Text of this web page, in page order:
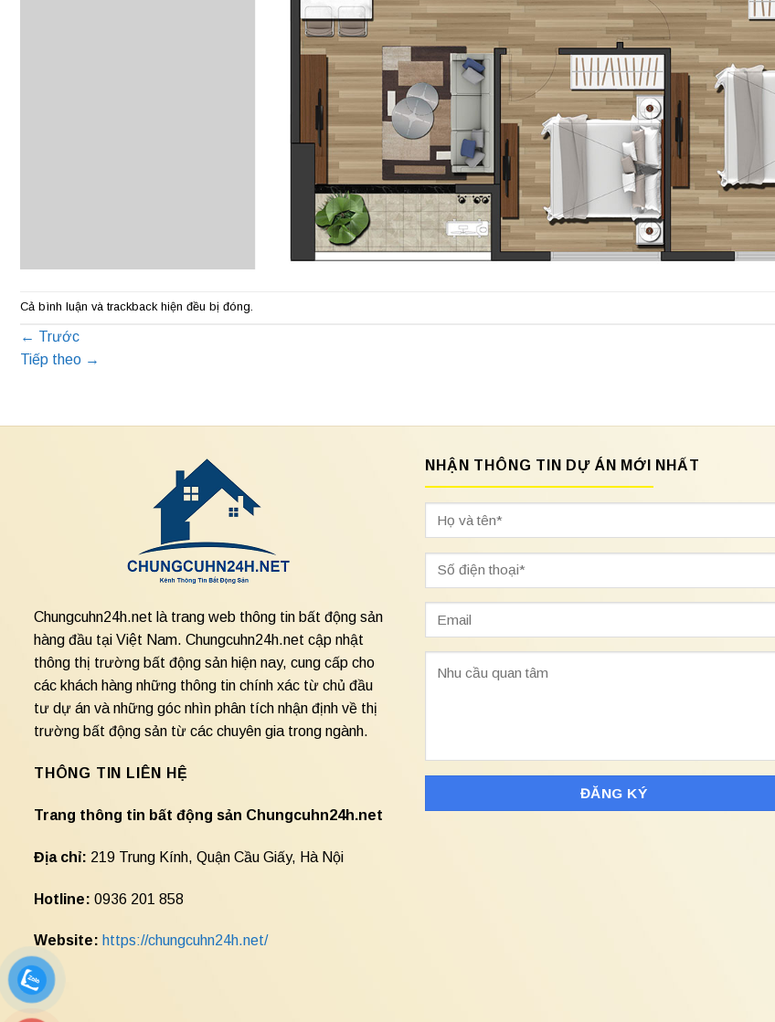
Cả bình luận và trackback hiện đều bị đóng.
← Trước
Tiếp theo →
Chungcuhn24h.net là trang web thông tin bất động sản
hàng đầu tại Việt Nam. Chungcuhn24h.net cập nhật
thông thị trường bất động sản hiện nay, cung cấp cho
các khách hàng những thông tin chính xác từ chủ đầu
tư dự án và những góc nhìn phân tích nhận định về thị
trường bất động sản từ các chuyên gia trong ngành.
THÔNG TIN LIÊN HỆ
Trang thông tin bất động sản Chungcuhn24h.net
Địa chỉ: 219 Trung Kính, Quận Cầu Giấy, Hà Nội
Hotline: 0936 201 858
Website: https://chungcuhn24h.net/
NHẬN THÔNG TIN DỰ ÁN MỚI NHẤT